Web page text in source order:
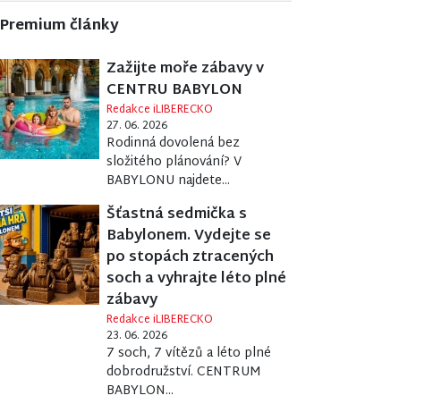
Premium články
Zažijte moře zábavy v
CENTRU BABYLON
Redakce iLIBERECKO
27. 06. 2026
Rodinná dovolená bez
složitého plánování? V
BABYLONU najdete...
Šťastná sedmička s
Babylonem. Vydejte se
po stopách ztracených
soch a vyhrajte léto plné
zábavy
Redakce iLIBERECKO
23. 06. 2026
7 soch, 7 vítězů a léto plné
dobrodružství. CENTRUM
BABYLON...